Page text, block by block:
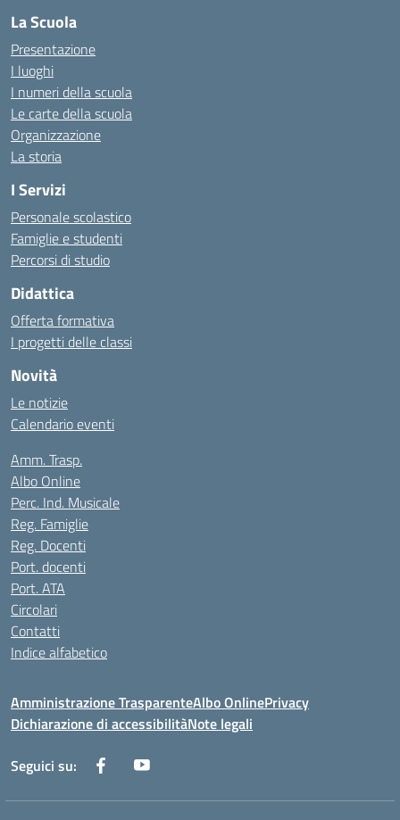
La Scuola
Presentazione
I luoghi
I numeri della scuola
Le carte della scuola
Organizzazione
La storia
I Servizi
Personale scolastico
Famiglie e studenti
Percorsi di studio
Didattica
Offerta formativa
I progetti delle classi
Novità
Le notizie
Calendario eventi
Amm. Trasp.
Albo Online
Perc. Ind. Musicale
Reg. Famiglie
Reg. Docenti
Port. docenti
Port. ATA
Circolari
Contatti
Indice alfabetico
Amministrazione TrasparenteAlbo OnlinePrivacy
Dichiarazione di accessibilitàNote legali
Seguici su: